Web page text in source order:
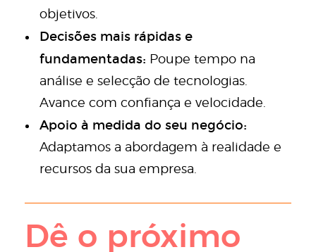
objetivos.
Decisões mais rápidas e
fundamentadas: Poupe tempo na
análise e selecção de tecnologias.
Avance com confiança e velocidade.
Apoio à medida do seu negócio:
Adaptamos a abordagem à realidade e
recursos da sua empresa.
Dê o próximo